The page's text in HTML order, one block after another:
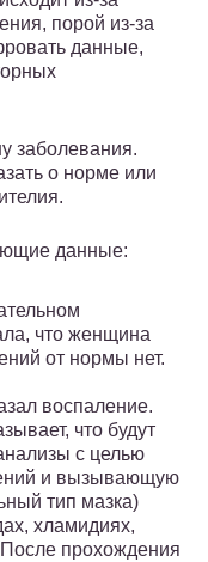
порой из-за
данные,
заболевания.
о норме или
данные:
что женщина
от нормы нет.
воспаление.
что будут
с целью
и вызывающую
тип мазка)
хламидиях,
После прохождения